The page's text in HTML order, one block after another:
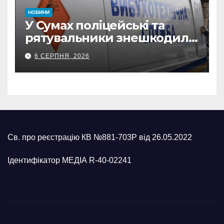
НОВИНИ
У Сумах поліцейські та
рятувальники знешкодили
500-кілограмову авіабомбу
росіян
6 СЕРПНЯ, 2026
Св. про реєстрацію КВ №881-703Р від 26.05.2022
Ідентифікатор МЕДІА R-40-02241